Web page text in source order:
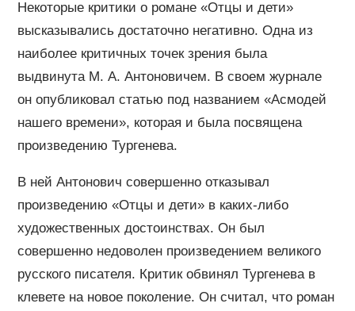
Некоторые критики о романе «Отцы и дети»
высказывались достаточно негативно. Одна из
наиболее критичных точек зрения была
выдвинута М. А. Антоновичем. В своем журнале
он опубликовал статью под названием «Асмодей
нашего времени», которая и была посвящена
произведению Тургенева.
В ней Антонович совершенно отказывал
произведению «Отцы и дети» в каких-либо
художественных достоинствах. Он был
совершенно недоволен произведением великого
русского писателя. Критик обвинял Тургенева в
клевете на новое поколение. Он считал, что роман